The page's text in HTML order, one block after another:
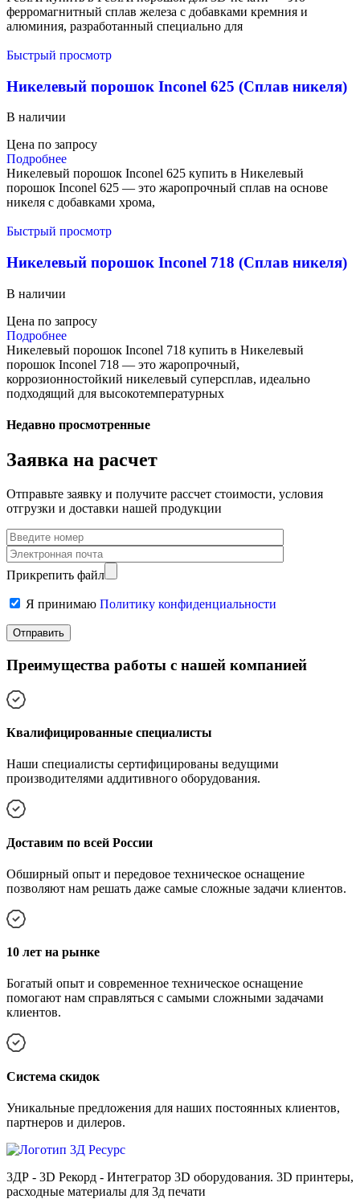
ферромагнитный сплав железа с добавками кремния и
алюминия, разработанный специально для
Быстрый просмотр
Никелевый порошок Inconel 625 (Сплав никеля)
В наличии
Цена по запросу
Подробнее
Никелевый порошок Inconel 625 купить в Никелевый
порошок Inconel 625 — это жаропрочный сплав на основе
никеля с добавками хрома,
Быстрый просмотр
Никелевый порошок Inconel 718 (Сплав никеля)
В наличии
Цена по запросу
Подробнее
Никелевый порошок Inconel 718 купить в Никелевый
порошок Inconel 718 — это жаропрочный,
коррозионностойкий никелевый суперсплав, идеально
подходящий для высокотемпературных
Недавно просмотренные
Заявка на расчет
Отправьте заявку и получите рассчет стоимости, условия
отгрузки и доставки нашей продукции
Прикрепить файл
Я принимаю Политику конфиденциальности
Преимущества работы с нашей компанией
Квалифицированные специалисты
Наши специалисты сертифицированы ведущими
производителями аддитивного оборудования.
Доставим по всей России
Обширный опыт и передовое техническое оснащение
позволяют нам решать даже самые сложные задачи клиентов.
10 лет на рынке
Богатый опыт и современное техническое оснащение
помогают нам справляться с самыми сложными задачами
клиентов.
Cистема скидок
Уникальные предложения для наших постоянных клиентов,
партнеров и дилеров.
3ДР - 3D Рекорд - Интегратор 3D оборудования. 3D принтеры,
расходные материалы для 3д печати